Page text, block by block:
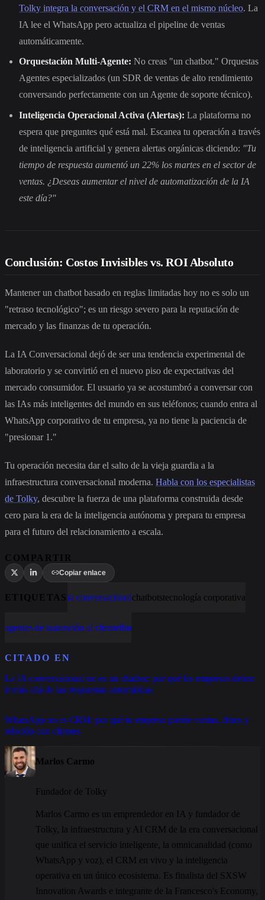
Tolky integra la conversación y el CRM en el mismo núcleo. La
IA lee el WhatsApp pero actualiza el pipeline de ventas
automáticamente.
Orquestación Multi-Agente: No creas "un chatbot." Orquestas
Agentes especializados (un SDR de ventas de alto rendimiento
conversando perfectamente con un Agente de soporte técnico).
Inteligencia Operacional Activa (Alertas): La plataforma no
espera que preguntes qué está mal. Escanea tu operación a través
de inteligencia artificial y genera alertas orgánicas diciendo: "Tu
tiempo de respuesta aumentó un 22% los martes en el sector de
ventas. ¿Deseas aumentar el nivel de automatización de la IA
este día?"
Conclusión: Costos Invisibles vs. ROI Absoluto
Mantener un chatbot basado en reglas limitadas hoy no es solo un
"retraso tecnológico"; es un riesgo severo para la reputación de
mercado y las finanzas de tu operación.
La IA Conversacional dejó de ser una tendencia experimental de
laboratorio y se convirtió en el nuevo piso de expectativas del
mercado consumidor. El usuario ya se acostumbró a conversar con
las IAs más inteligentes del mundo en sus teléfonos; cuando entra al
WhatsApp corporativo de tu empresa, ya no tiene la paciencia de
"presionar 1."
Tu operación necesita dar el salto de la vieja guardia a la
infraestructura conversacional moderna. Habla con los especialistas
de Tolky, descubre la fuerza de una plataforma construida desde
cero para la era de la inteligencia autónoma y prepara tu empresa
para el futuro del relacionamiento a escala.
COMPARTIR
Copiar enlace
ETIQUETASia conversacionalchatbotstecnología corporativa
agentes de iaatención al clientellm
CITADO EN
La IA conversacional no es un chatbot: por qué las empresas deben
ir más allá de las respuestas automáticas
WhatsApp no es CRM: por qué tu empresa pierde ventas, datos y
relación con clientes
Marlos Carmo
Fundador de Tolky
Marlos Carmo es un emprendedor en IA y fundador de
Tolky, la infraestructura y AI CRM de la era conversacional
que unifica el servicio inteligente, la omnicanalidad (como
WhatsApp y voz), el CRM en vivo y la inteligencia
operativa en un único ecosistema. Es finalista del SXSW
Innovation Awards e integrante de la Francesco's Economy,